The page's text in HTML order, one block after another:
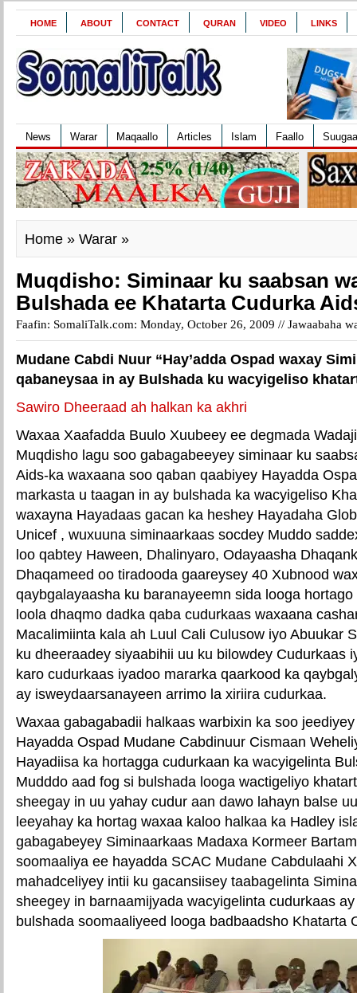
HOME ABOUT CONTACT QURAN VIDEO LINKS
News Warar Maqaallo Articles Islam Faallo
Home » Warar »
Muqdisho: Siminaar ku saabsan
Bulshada ee Khatarta Cudurka
Faafin: SomaliTalk.com: Monday, October 26, 2009 // Jawaabaha
Mudane Cabdi Nuur “Hay’adda Ospad waxay
qabaneysaa in ay Bulshada ku wacyigeliso
Sawiro Dheeraad ah halkan ka akhri
Waxaa Xaafadda Buulo Xuubeey ee degmada
Muqdisho lagu soo gabagabeeyey siminaar ku
Aids-ka waxaana soo qaban qaabiyey Hayadda
markasta u taagan in ay bulshada ka wacyigeliso
waxayna Hayadaas gacan ka heshey Hayadaha
Unicef , wuxuuna siminaarkaas socdey Muddo
loo qabtey Haween, Dhalinyaro, Odayaasha
Dhaqameed oo tiradooda gaareysey 40 Xubnood
qaybgalayaasha ku baranayeemn sida looga
loola dhaqmo dadka qaba cudurkaas waxaana
Macalimiinta kala ah Luul Cali Culusow iyo Abuukar
ku dheeraadey siyaabihii uu ku bilowdey Cudurkaas
karo cudurkaas iyadoo mararka qaarkood ka
ay isweydaarsanayeen arrimo la xiriira cudurkaa.
Waxaa gabagabadii halkaas warbixin ka soo
Hayadda Ospad Mudane Cabdinuur Cismaan
Hayadiisa ka hortagga cudurkaan ka wacyigelinta
Mudddo aad fog si bulshada looga wactigeliyo
sheegay in uu yahay cudur aan dawo lahayn balse
leeyahay ka hortag waxaa kaloo halkaa ka Hadley
gabagabeyey Siminaarkaas Madaxa Kormeer
soomaaliya ee hayadda SCAC Mudane Cabdulaahi
mahadceliyey intii ku gacansiisey taabagelinta
sheegey in barnaamijyada wacyigelinta cudurkaas
bulshada soomaaliyeed looga badbaadsho Khatarta